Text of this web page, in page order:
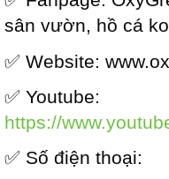
sân vườn, hồ cá
✅ Website:
✅ Youtube:
https://
✅ Số điện thoại: